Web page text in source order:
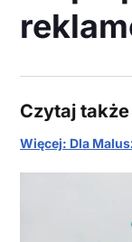
Czytaj także
Więcej: Dla